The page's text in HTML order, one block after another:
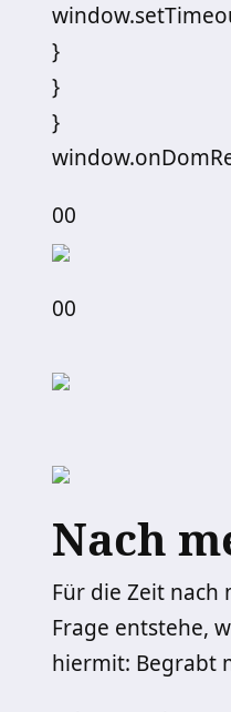
}
}
}
00
00
Nach
Für die Zeit nach
Frage entstehe,
hiermit: Begrabt